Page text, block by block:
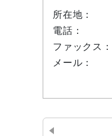
所在地：
電話：
ファックス：
メール：